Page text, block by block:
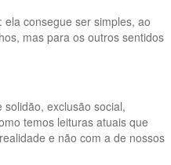
consegue ser simples, ao
mas para os outros sentidos
exclusão social,
temos leituras atuais que
e não com a de nossos